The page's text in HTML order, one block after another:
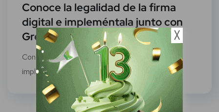
Conoce la legalidad de la firma
digital e impleméntala junto con
Green Know y Adobe Sign
Conoce la legalidad de la firma digital e
impleméntala junto con Green Know y...
╳